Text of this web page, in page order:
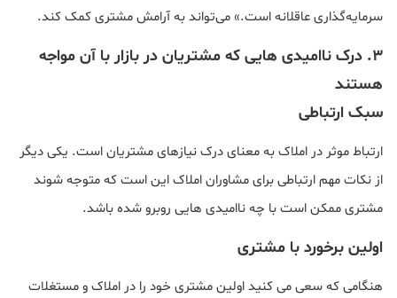
سرمایه‌گذاری عاقلانه است.» می‌تواند به آرامش مشتری کمک کند.
۳. درک ناامیدی هایی که مشتریان در بازار با آن مواجه
هستند
سبک ارتباطی
ارتباط موثر در املاک به معنای درک نیازهای مشتریان است. یکی دیگر
از نکات مهم ارتباطی برای مشاوران املاک این است که متوجه شوند
مشتری ممکن است با چه ناامیدی هایی روبرو شده باشد.
اولین برخورد با مشتری
هنگامی که سعی می کنید اولین مشتری خود را در املاک و مستغلات